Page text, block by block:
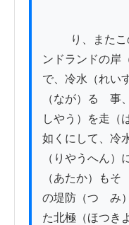
ンドランドの岸
で、冷水（れい
（なが）るゝ事
しやう）を走（
如くにして、冷
（りやうへん）
（あたか）もそ
の堤防（つゝみ
た北極（ほつき